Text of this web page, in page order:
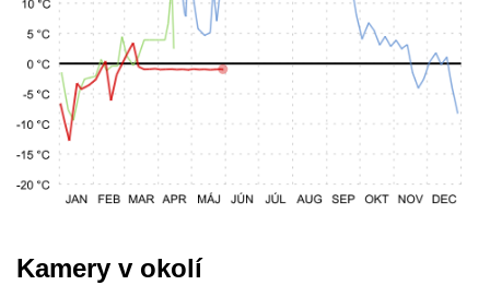
Kamery v okolí